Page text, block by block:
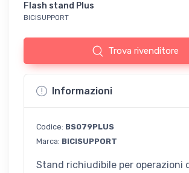
Flash stand Plus
BICISUPPORT
Trova rivenditore
Informazioni
Codice: BS079PLUS
Marca: BICISUPPORT
Stand richiudibile per operazioni